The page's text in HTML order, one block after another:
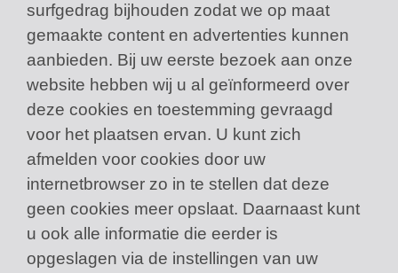
surfgedrag bijhouden zodat we op maat
gemaakte content en advertenties kunnen
aanbieden. Bij uw eerste bezoek aan onze
website hebben wij u al geïnformeerd over
deze cookies en toestemming gevraagd
voor het plaatsen ervan. U kunt zich
afmelden voor cookies door uw
internetbrowser zo in te stellen dat deze
geen cookies meer opslaat. Daarnaast kunt
u ook alle informatie die eerder is
opgeslagen via de instellingen van uw